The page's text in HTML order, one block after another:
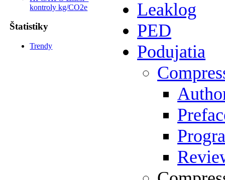
kontroly kg/CO2e
Štatistiky
Trendy
Leaklog
PED
Podujatia